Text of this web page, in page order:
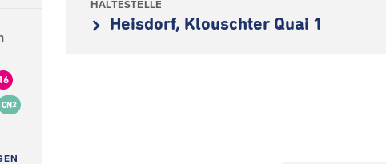
CN2
HALTESTELLE
Heisdorf, Klouschter Quai 1